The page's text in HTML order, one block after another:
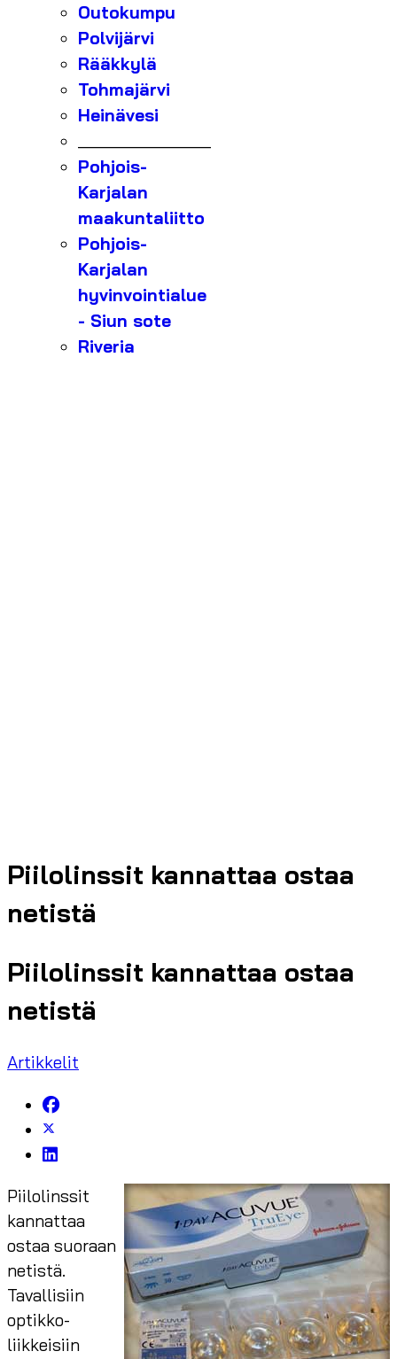
Outokumpu
Polvijärvi
Rääkkylä
Tohmajärvi
Heinävesi
Pohjois-
Karjalan
maakuntaliitto
Pohjois-
Karjalan
hyvinvointialue
- Siun sote
Riveria
Piilolinssit kannattaa ostaa
netistä
Piilolinssit kannattaa ostaa
netistä
Artikkelit
Piilolinssit
kannattaa
ostaa suoraan
netistä.
Tavallisiin
optikko-
liikkeisiin